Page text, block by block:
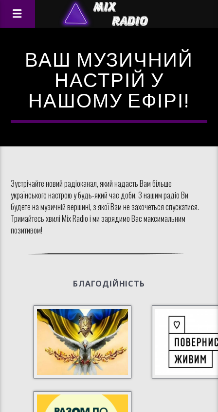
ВАШ МУЗИЧНИЙ
НАСТРІЙ У
НАШОМУ ЕФІРІ!
Зустрічайте новий радіоканал, який надасть Вам більше
українського настрою у будь-який час доби. З нашим радіо Ви
будете на музичній вершині, з якої Вам не захочеться спускатися.
Тримайтесь хвилі Mix Radio і ми зарядимо Вас максимальним
позитивом!
БЛАГОДІЙНІСТЬ